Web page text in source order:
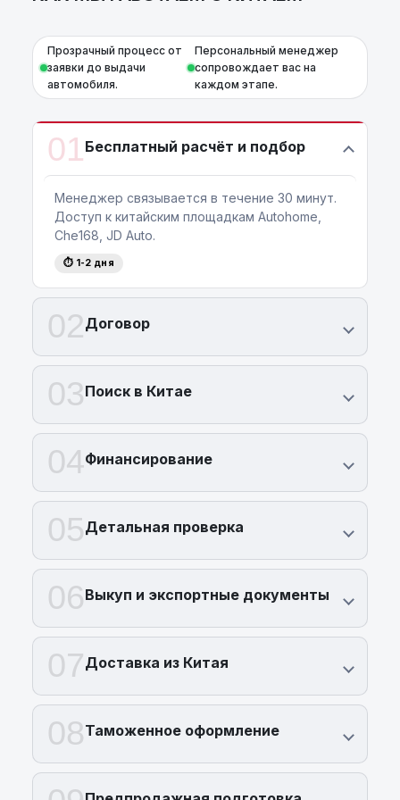
Прозрачный процесс от
заявки до выдачи
автомобиля.
Персональный менеджер
сопровождает вас на
каждом этапе.
01Бесплатный расчёт и подбор
Менеджер связывается в течение 30 минут.
Доступ к китайским площадкам Autohome,
Che168, JD Auto.
⏱ 1-2 дня
02Договор
03Поиск в Китае
04Финансирование
05Детальная проверка
06Выкуп и экспортные документы
07Доставка из Китая
08Таможенное оформление